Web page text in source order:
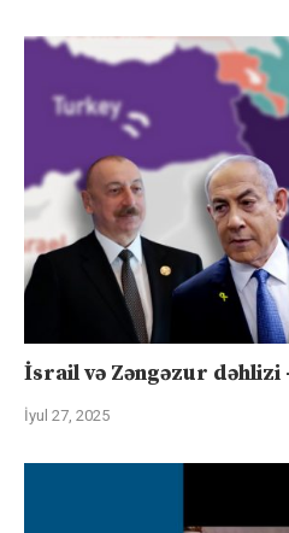
İsrail və Zəngəzur dəhlizi
İyul 27, 2025